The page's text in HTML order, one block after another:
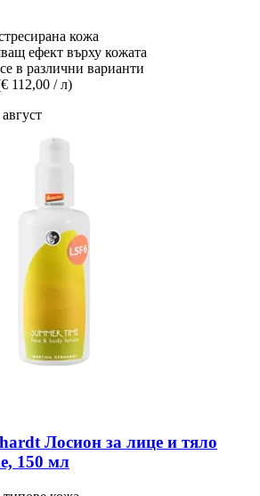
кожа
ефект върху кожата
в различни варианти
112,00 / л)
Лосион за лице и тяло
150 мл